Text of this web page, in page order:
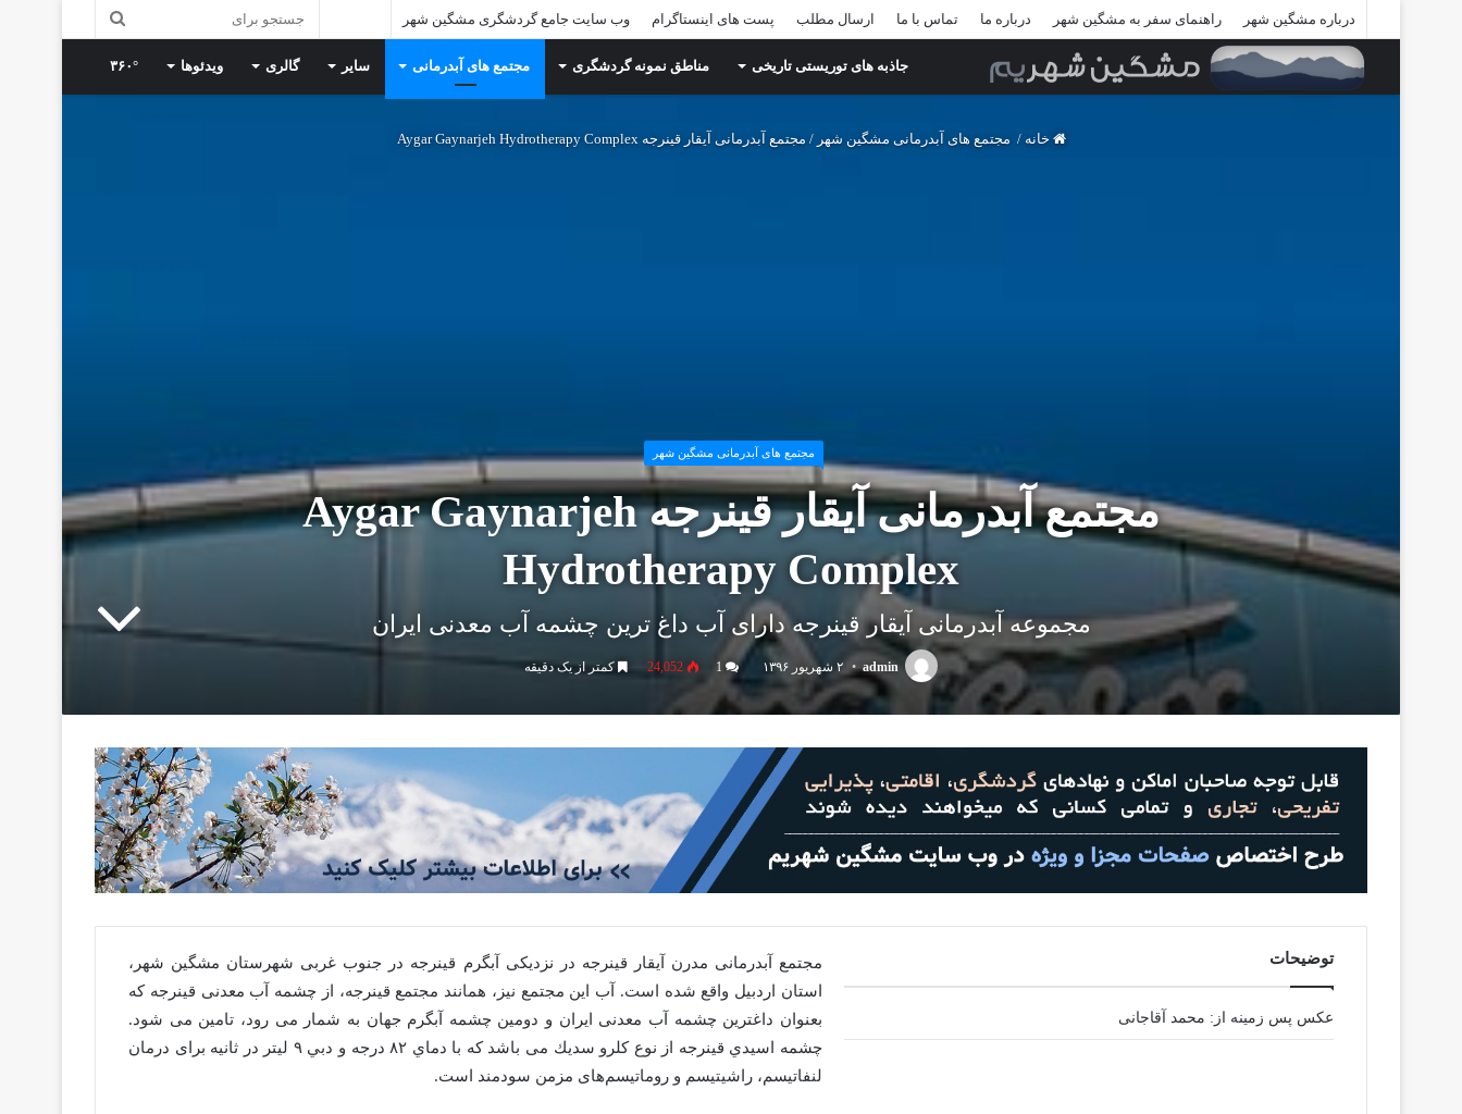
درباره مشگین شهر راهنمای سفر به مشگین شهر درباره ما تماس با ما ارسال مطلب پست های اینستاگرام وب سایت جامع گردشگری مشگین شهر
جاذبه های توریستی تاریخی مناطق نمونه گردشگری مجتمع های آبدرمانی سایر گالری ویدئوها ۳۶۰°
خانه / مجتمع های آبدرمانی مشگین شهر / مجتمع آبدرمانی آیقار قینرجه Aygar Gaynarjeh Hydrotherapy Complex
مجتمع های آبدرمانی مشگین شهر
مجتمع آبدرمانی آیقار قینرجه Aygar Gaynarjeh
Hydrotherapy Complex
مجموعه آبدرمانی آیقار قینرجه دارای آب داغ ترین چشمه آب معدنی ایران
admin ۲ شهریور ۱۳۹۶ 24,052 کمتر از یک دقیقه
توضیحات
عکس پس زمینه از: محمد آقاجانی
مجتمع آبدرمانی مدرن آیقار قینرجه در نزدیکی آبگرم قینرجه در جنوب غربی شهرستان مشگین شهر،
استان اردبیل واقع شده است. آب این مجتمع نیز، همانند مجتمع قینرجه، از چشمه آب معدنی قینرجه که
بعنوان داغترين چشمه آب معدنی ايران و دومین چشمه آبگرم جهان به شمار می رود، تامین می شود.
چشمه اسيدي قينرجه از نوع كلرو سديك می باشد که با دماي ۸۲ درجه و دبي ۹ ليتر در ثانيه برای درمان
لنفاتیسم، راشیتیسم و روماتیسم‌های مزمن سودمند است.